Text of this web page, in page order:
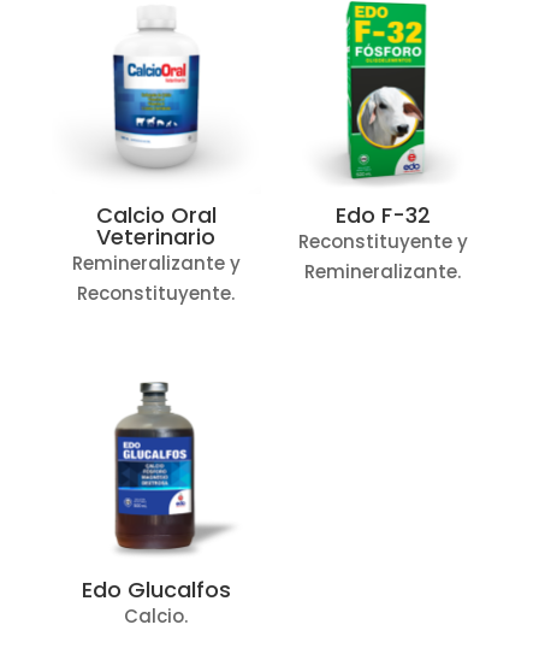
Calcio Oral
Veterinario
Remineralizante y
Reconstituyente.
Edo F-32
Reconstituyente y
Remineralizante.
Edo Glucalfos
Calcio.